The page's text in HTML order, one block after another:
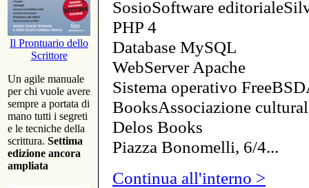
Il Prontuario dello
Scrittore
Un agile manuale
per chi vuole avere
sempre a portata di
mano tutti i segreti
e le tecniche della
scrittura. Settima
edizione ancora
ampliata
SosioSoftware
PHP 4
Database MySQL
WebServer Apache
Sistema operativo
BooksAssociazione
Delos Books
Piazza Bonomelli, 6/4...
Continua all'interno >